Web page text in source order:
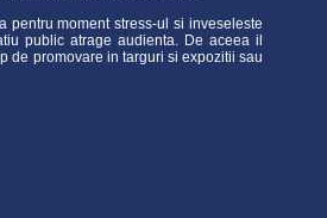
pentru moment stress-ul si inveseleste
public atrage audienta. De aceea il
de promovare in targuri si expozitii sau